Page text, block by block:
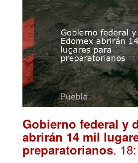
Gobierno federal y
abrirán 14 mil
preparatorianos.